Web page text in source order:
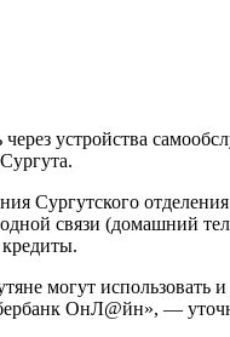
устройства
Сургутского
связи (домашний
могут
ОнЛ@йн», —